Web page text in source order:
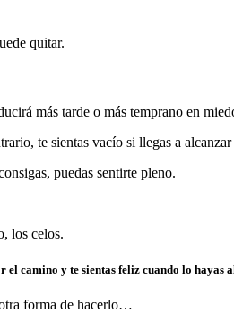
quitar.
más tarde o más temprano en
te sientas vacío si llegas a
puedas sentirte pleno.
los celos.
camino y te sientas feliz cuando lo hayas
forma de hacerlo…